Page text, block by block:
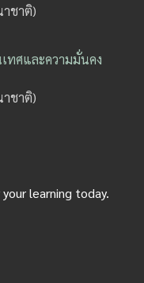
ชาติ)
ทศและความมั่นคง
ชาติ)
learning today.